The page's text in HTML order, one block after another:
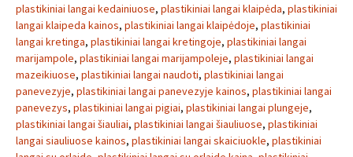
plastikiniai langai kedainiuose, plastikiniai langai klaipėda, plastikiniai
langai klaipeda kainos, plastikiniai langai klaipėdoje, plastikiniai
langai kretinga, plastikiniai langai kretingoje, plastikiniai langai
marijampole, plastikiniai langai marijampoleje, plastikiniai langai
mazeikiuose, plastikiniai langai naudoti, plastikiniai langai
panevezyje, plastikiniai langai panevezyje kainos, plastikiniai langai
panevezys, plastikiniai langai pigiai, plastikiniai langai plungeje,
plastikiniai langai šiauliai, plastikiniai langai šiauliuose, plastikiniai
langai siauliuose kainos, plastikiniai langai skaiciuokle, plastikiniai